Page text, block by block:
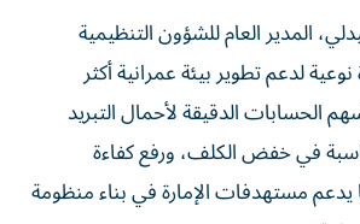
المدير العام للشؤون التنظيمية
لدعم تطوير بيئة عمرانية أكثر
الحسابات الدقيقة لأحمال التبريد
في خفض الكلف، ورفع كفاءة
يدعم مستهدفات الإمارة في بناء منظومة